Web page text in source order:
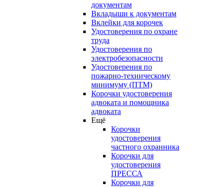
документам
Вкладыши к документам
Вклейки для корочек
Удостоверения по охране
труда
Удостоверения по
электробезопасности
Удостоверения по
пожарно-техническому
минимуму (ПТМ)
Корочки удостоверения
адвоката и помощника
адвоката
Ещё
Корочки
удостоверения
частного охранника
Корочки для
удостоверения
ПРЕССА
Корочки для